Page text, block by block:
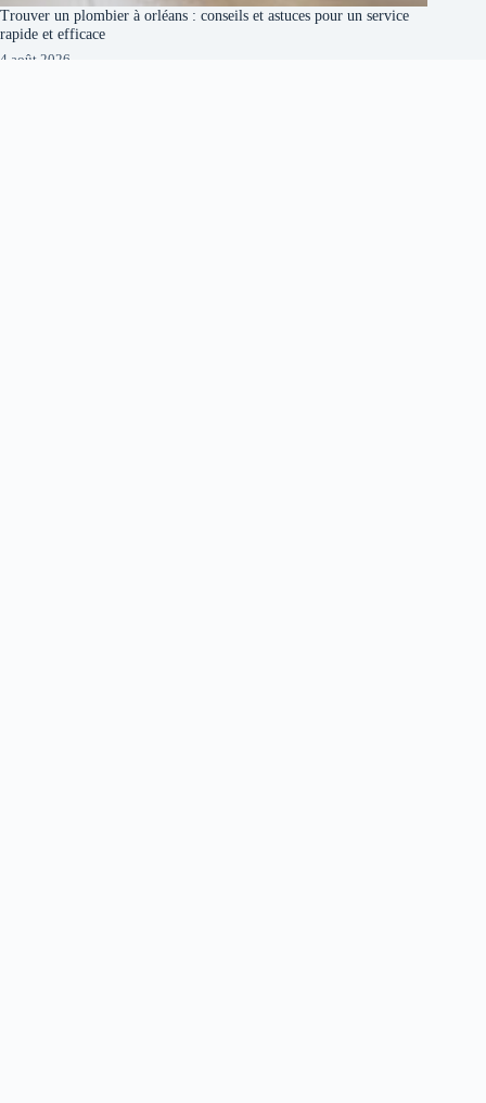
Trouver un plombier à orléans : conseils et astuces pour un service
rapide et efficace
4 août 2026